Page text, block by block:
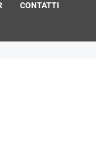
CONTATTI